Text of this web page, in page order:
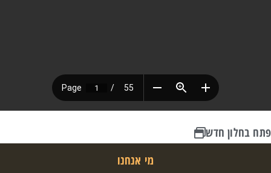
פתח בחלון חדש
מי אנחנו